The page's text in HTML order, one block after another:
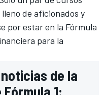
de aficionados y
por estar en la Fórmula
para la
de la
1: